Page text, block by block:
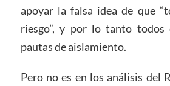
apoyar la falsa idea de que
riesgo”, y por lo tanto todos
pautas de aislamiento.
Pero no es en los análisis del